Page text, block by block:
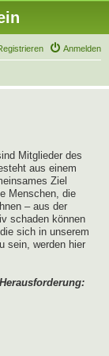
Anmelden
Mitglieder des
aus einem
Ziel
Menschen, die
– aus der
schaden können
sich in unserem
sein, werden hier